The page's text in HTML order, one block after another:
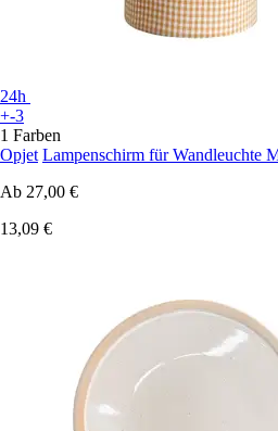
24h
+-3
1 Farben
Opjet Lampenschirm für Wandleuchte
Ab 27,00 €
13,09 €